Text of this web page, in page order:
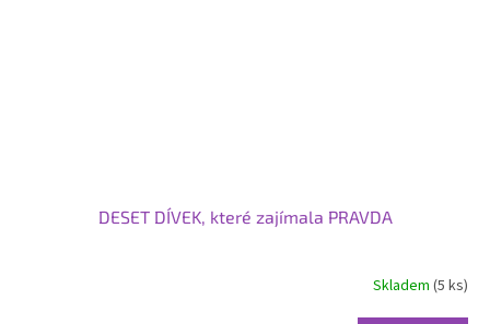
DESET DÍVEK, které zajímala PRAVDA
Skladem (5 ks)